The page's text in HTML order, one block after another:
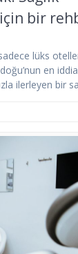
bir
lüks
en
ilerleyen bir